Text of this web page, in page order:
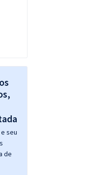
seu
de